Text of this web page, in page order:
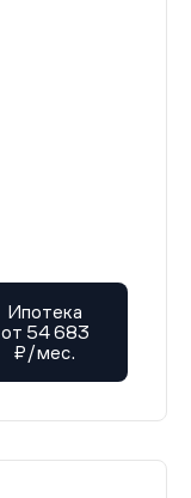
Ипотека
от 54 683
₽/мес.